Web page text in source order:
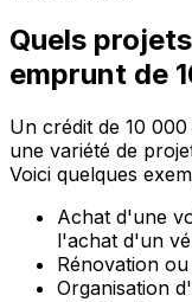
Quels
emprunt de
Un crédit de 10
une variété de
Voici quelques
Achat d'une
l'achat d'un
Rénovation
Organisation